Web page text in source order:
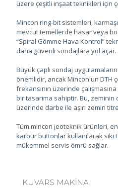
üzere çeşitli inşaat teknikleri için
Mincon ring-bit sistemleri,
mevcut temellerde hasar veya
“Spiral Gömme Hava Kontrol”
daha güvenli sondajlara yol açar.
Büyük çaplı sondaj
önemlidir, ancak Mincon'un DTH
frekansının üzerinde
bir tasarıma sahiptir. Bu, zeminin
üzerinde darbe ile aşırı zemin
Tüm mincon jeoteknik ürünleri,
karbür buttonlar kullanılarak
mükemmel servis ömrü sağlar.
KUVARS MAKİNA